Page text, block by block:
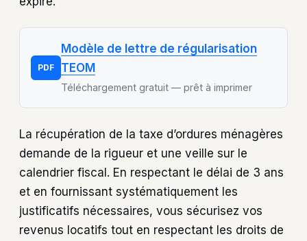
PDF
Modèle de lettre de régularisation
TEOM
Téléchargement gratuit — prêt à imprimer
La récupération de la taxe d’ordures ménagères
demande de la rigueur et une veille sur le
calendrier fiscal. En respectant le délai de 3 ans
et en fournissant systématiquement les
justificatifs nécessaires, vous sécurisez vos
revenus locatifs tout en respectant les droits de